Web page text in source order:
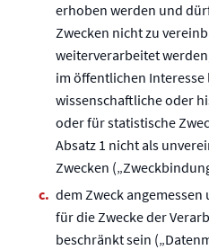
erhoben werden und
Zwecken nicht zu
weiterverarbeitet
im öffentlichen
wissenschaftliche oder
oder für statistische
Absatz 1 nicht als
Zwecken
dem Zweck
für die Zwecke der
beschränkt sein